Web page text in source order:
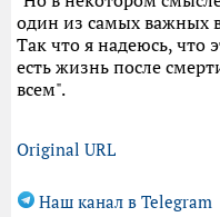
один из самых важных
Так что я надеюсь, что
есть жизнь после
всем".
Original URL
Наш канал в Telegram